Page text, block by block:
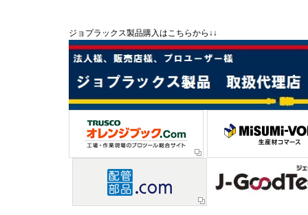
ジョプラックス製品購入はこちらから↓↓